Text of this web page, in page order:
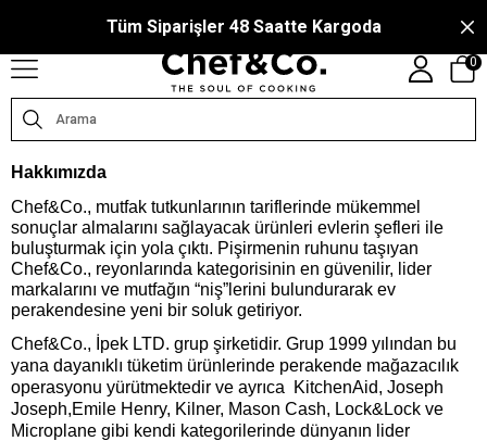
Tüm Siparişler 48
CHEFANDCO.COM, MARKALARIN TÜRKIYE DISTRIBÜTÖRÜ TARAFINDAN
0
Hakkımızda
Chef&Co., mutfak tutkunlarının tariflerinde mükemmel
sonuçlar almalarını sağlayacak ürünleri evlerin şefleri ile
buluşturmak için yola çıktı. Pişirmenin ruhunu taşıyan
Chef&Co., reyonlarında kategorisinin en güvenilir, lider
markalarını ve mutfağın “niş”lerini bulundurarak ev
perakendesine yeni bir soluk getiriyor.
Chef&Co., İpek LTD. grup şirketidir. Grup 1999 yılından bu
yana dayanıklı tüketim ürünlerinde perakende mağazacılık
operasyonu yürütmektedir ve ayrıca KitchenAid, Joseph
Joseph,Emile Henry, Kilner, Mason Cash, Lock&Lock ve
Microplane gibi kendi kategorilerinde dünyanın lider